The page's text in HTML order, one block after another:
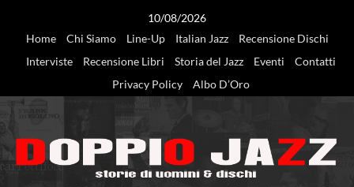
10/08/2026
Home
Chi Siamo Line-Up Italian Jazz
Recensione Dischi
Interviste
Recensione Libri Storia del Jazz Eventi
Contatti
Privacy Policy
Albo D’Oro